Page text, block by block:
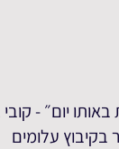
יום״ -
עלומים